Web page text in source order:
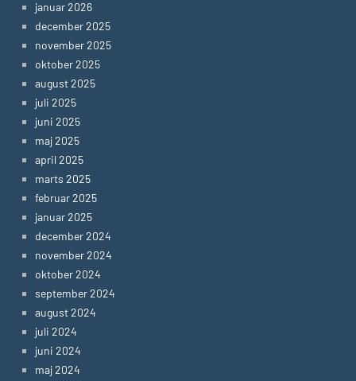
januar 2026
december 2025
november 2025
oktober 2025
august 2025
juli 2025
juni 2025
maj 2025
april 2025
marts 2025
februar 2025
januar 2025
december 2024
november 2024
oktober 2024
september 2024
august 2024
juli 2024
juni 2024
maj 2024